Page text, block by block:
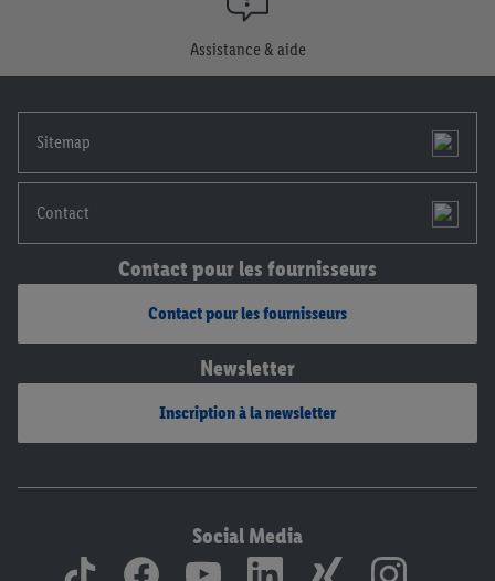
Assistance & aide
Sitemap
Contact
Contact pour les fournisseurs
Contact pour les fournisseurs
Newsletter
Inscription à la newsletter
Social Media
consentement à tout moment avec effet pour l’avenir, dans
déclaration de confidentialité
Pour consulter les